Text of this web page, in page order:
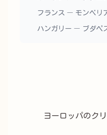
フランス — モンベリ
ハンガリー — ブダペ
ヨーロッパのク